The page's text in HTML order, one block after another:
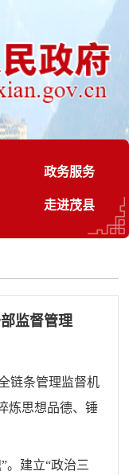
政务服务
走进茂县
监督管理
链条管理监督机
炼思想品德、锤
。建立“政治三